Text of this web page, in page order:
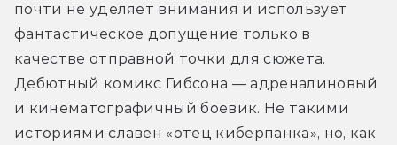
почти не уделяет внимания и использует
фантастическое допущение только в
качестве отправной точки для сюжета.
Дебютный комикс Гибсона — адреналиновый
и кинематографичный боевик. Не такими
историями славен «отец киберпанка», но, как